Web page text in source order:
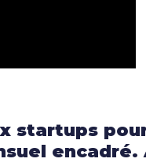
startups
encadré.